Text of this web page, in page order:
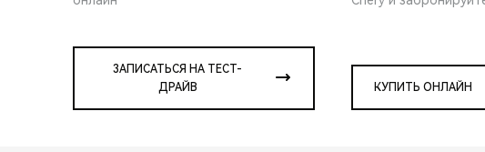
ЗАПИСАТЬСЯ НА ТЕСТ-
ДРАЙВ
КУПИТЬ ОНЛАЙН